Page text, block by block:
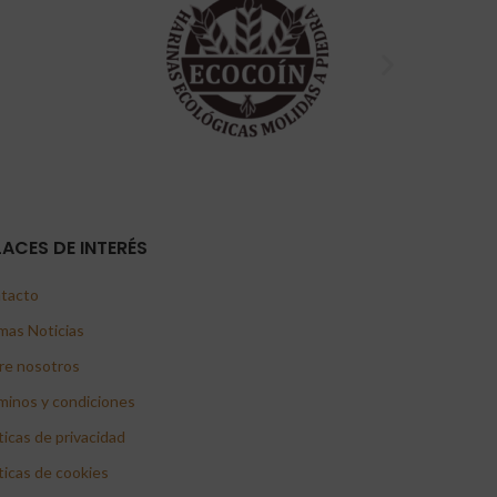
DE INTERÉS
Noticias
nosotros
y condiciones
de privacidad
de cookies